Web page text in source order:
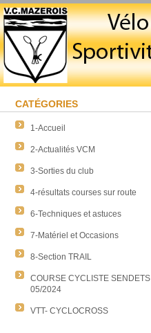
CATÉGORIES
1-Accueil
2-Actualités VCM
3-Sorties du club
4-résultats courses sur route
6-Techniques et astuces
7-Matériel et Occasions
8-Section TRAIL
COURSE CYCLISTE SENDETS
05/2024
VTT- CYCLOCROSS